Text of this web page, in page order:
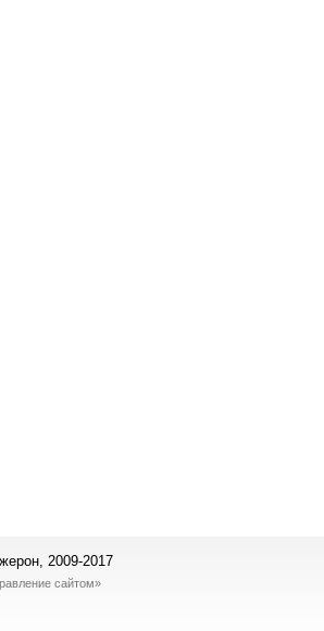
2009-2017
сайтом»